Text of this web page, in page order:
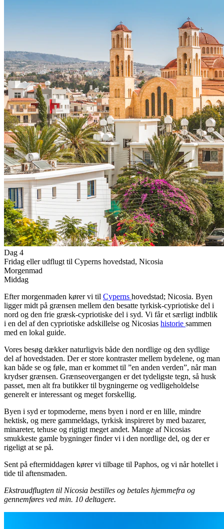
Dag 4
Fridag eller udflugt til Cyperns hovedstad, Nicosia
Morgenmad
Middag
Efter morgenmaden kører vi til Cyperns hovedstad; Nicosia. Byen
ligger midt på grænsen mellem den besatte tyrkisk-cypriotiske del i
nord og den frie græsk-cypriotiske del i syd. Vi får et særligt indblik
i en del af den cypriotiske adskillelse og Nicosias historie sammen
med en lokal guide.
Vores besøg dækker naturligvis både den nordlige og den sydlige
del af hovedstaden. Der er store kontraster mellem bydelene, og man
kan både se og føle, man er kommet til ”en anden verden”, når man
krydser grænsen. Grænseovergangen er det tydeligste tegn, så husk
passet, men alt fra butikker til bygningerne og vedligeholdelse
generelt er interessant og meget forskellig.
Byen i syd er topmoderne, mens byen i nord er en lille, mindre
hektisk, og mere gammeldags, tyrkisk inspireret by med bazarer,
minareter, tehuse og rigtigt meget andet. Mange af Nicosias
smukkeste gamle bygninger finder vi i den nordlige del, og der er
rigeligt at se på.
Sent på eftermiddagen kører vi tilbage til Paphos, og vi når hotellet i
tide til aftensmaden.
Ekstraudflugten til Nicosia bestilles og betales hjemmefra og
gennemføres ved min. 10 deltagere.